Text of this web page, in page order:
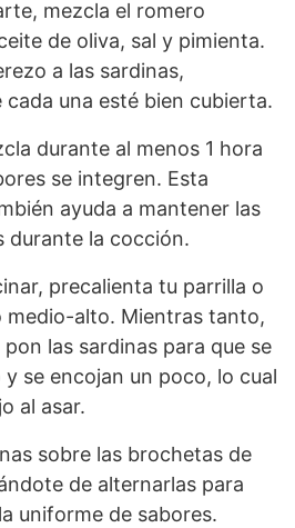
mezcla el romero
de oliva, sal y pimienta.
a las sardinas,
cada una esté bien cubierta.
durante al menos 1 hora
se integren. Esta
ayuda a mantener las
durante la cocción.
precalienta tu parrilla o
medio-alto. Mientras tanto,
las sardinas para que se
se encojan un poco, lo cual
al asar.
sobre las brochetas de
de alternarlas para
uniforme de sabores.